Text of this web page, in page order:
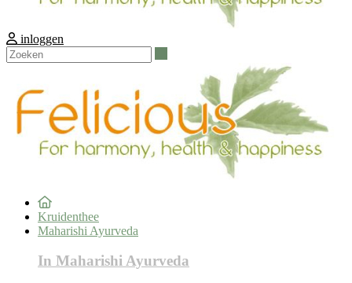
inloggen
Kruidenthee
Maharishi Ayurveda
In Maharishi Ayurveda